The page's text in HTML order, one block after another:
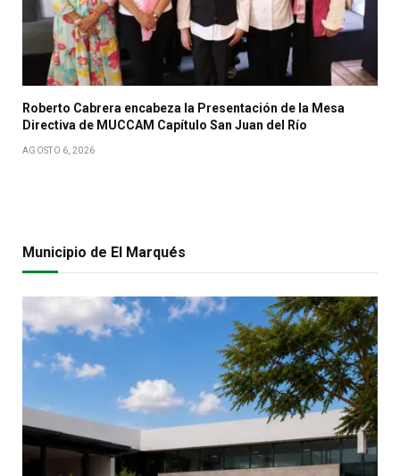
Roberto Cabrera encabeza la Presentación de la Mesa
Directiva de MUCCAM Capítulo San Juan del Río
AGOSTO 6, 2026
Municipio de El Marqués